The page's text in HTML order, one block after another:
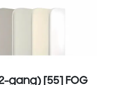
gang) [55] FOG